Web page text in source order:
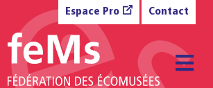
Espace Pro Contact